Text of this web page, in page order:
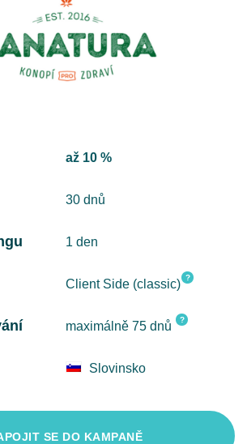
až 10 %
30 dnů
1 den
Client Side (classic) ?
maximálně 75 dnů ?
Slovinsko
SE DO KAMPANĚ